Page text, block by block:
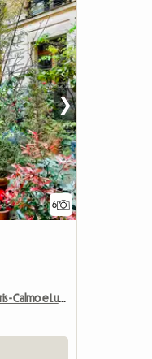
6
❯
Estúdio mobilado de 10 m² - Centro de Paris - Calmo e Luminoso